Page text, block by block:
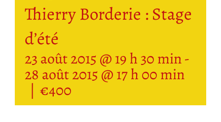
Thierry Borderie : Stage
d’été
23 août 2015 @ 19 h 30 min-
28 août 2015 @ 17 h 00 min
| €400